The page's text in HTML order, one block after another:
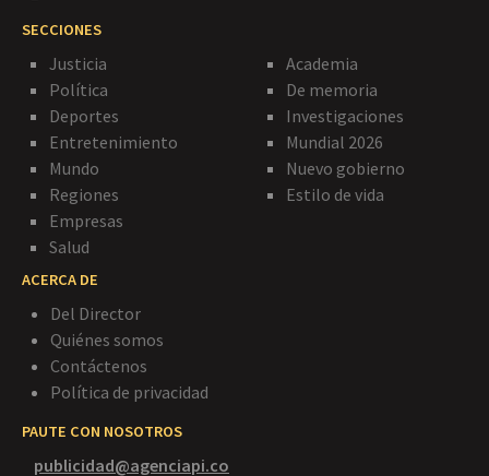
SECCIONES
Justicia
Política
Deportes
Entretenimiento
Mundo
Regiones
Empresas
Salud
Academia
De memoria
Investigaciones
Mundial 2026
Nuevo gobierno
Estilo de vida
ACERCA DE
Del Director
Quiénes somos
Contáctenos
Política de privacidad
PAUTE CON NOSOTROS
publicidad@agenciapi.co